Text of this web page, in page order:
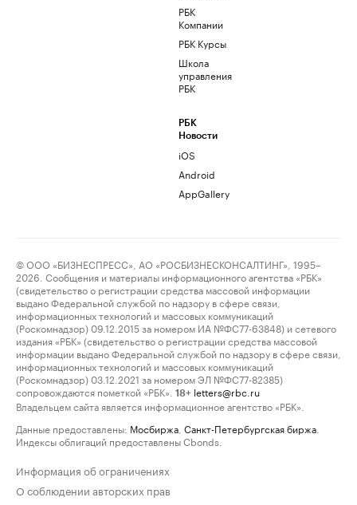
РБК
Компании
РБК Курсы
Школа
управления
РБК
РБК
Новости
iOS
Android
AppGallery
© ООО «БИЗНЕСПРЕСС», АО «РОСБИЗНЕСКОНСАЛТИНГ», 1995–
2026. Сообщения и материалы информационного агентства «РБК»
(свидетельство о регистрации средства массовой информации
выдано Федеральной службой по надзору в сфере связи,
информационных технологий и массовых коммуникаций
(Роскомнадзор) 09.12.2015 за номером ИА №ФС77-63848) и сетевого
издания «РБК» (свидетельство о регистрации средства массовой
информации выдано Федеральной службой по надзору в сфере связи,
информационных технологий и массовых коммуникаций
(Роскомнадзор) 03.12.2021 за номером ЭЛ №ФС77-82385)
сопровождаются пометкой «РБК».
18+ letters@rbc.ru
Владельцем сайта является информационное агентство «РБК».
Данные предоставлены: Мосбиржа Санкт-Петербургская биржа
Индексы облигаций предоставлены Cbonds.
Информация об ограничениях
О соблюдении авторских прав